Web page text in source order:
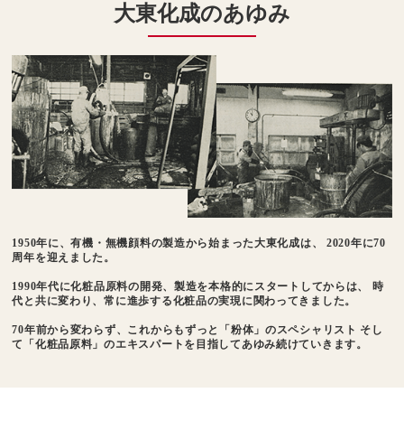
大東化成のあゆみ
1950年に、有機・無機顔料の製造から始まった⼤東化成は、
2020年に70
周年を迎えました。
1990年代に化粧品原料の開発、製造を本格的にスタートしてからは、
時
代と共に変わり、常に進歩する化粧品の実現に関わってきました。
70年前から変わらず、これからもずっと「粉体」のスペシャリスト そし
て「化粧品原料」のエキスパートを⽬指してあゆみ続けていきます。